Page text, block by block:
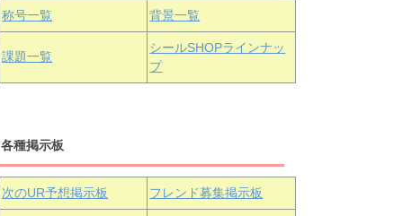
津島善子 黒澤ルビィ 国木田花丸
浦の星女学院3年生
黒澤ダイヤ
中須かすみ 天王寺璃奈 桜坂しずく
称号一覧 背景一覧
課題一覧
シールSHOPラインナッ
プ
各種掲示板
次のUR予想掲示板 フレンド募集掲示板